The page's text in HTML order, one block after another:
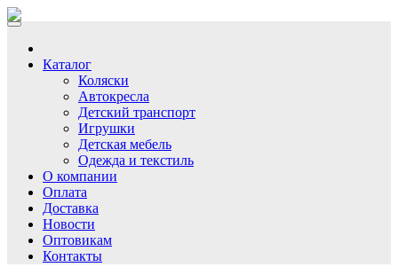
Каталог
Коляски
Автокресла
Детский транспорт
Игрушки
Детская мебель
Одежда и текстиль
О компании
Оплата
Доставка
Новости
Оптовикам
Контакты